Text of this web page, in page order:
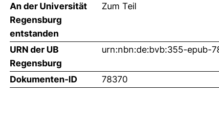
An der Universität
Regensburg
entstanden
Zum Teil
URN der UB
Regensburg
urn:nbn:de:bvb:355-epub-
Dokumenten-ID 78370